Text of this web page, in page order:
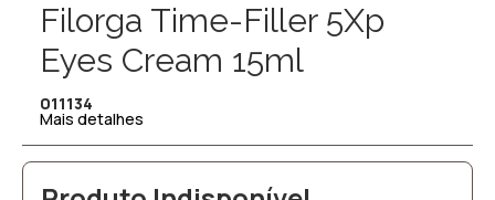
Filorga Time-Filler 5Xp
Eyes Cream 15ml
011134
Mais detalhes